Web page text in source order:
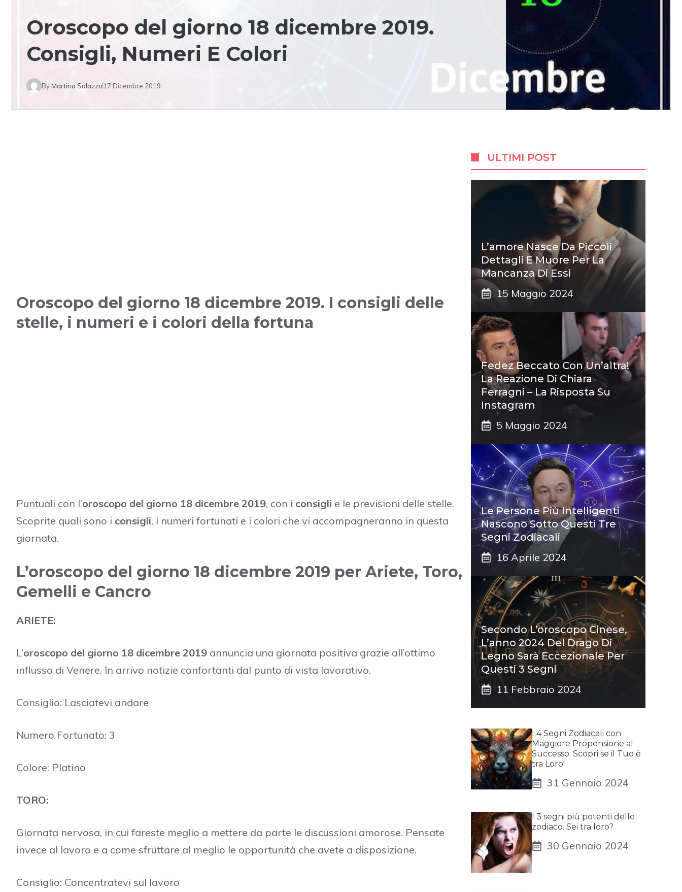
Oroscopo del giorno 18 dicembre 2019.
Consigli, Numeri E Colori
ByMartina Solazzo 17 Dicembre 2019
Oroscopo del giorno 18 dicembre 2019. I consigli delle
stelle, i numeri e i colori della fortuna
Puntuali con l’oroscopo del giorno 18 dicembre 2019, con i consigli e le previsioni delle stelle.
Scoprite quali sono i consigli, i numeri fortunati e i colori che vi accompagneranno in questa
giornata.
L’oroscopo del giorno 18 dicembre 2019 per Ariete, Toro,
Gemelli e Cancro
ARIETE:
L’oroscopo del giorno 18 dicembre 2019 annuncia una giornata positiva grazie all’ottimo
influsso di Venere. In arrivo notizie confortanti dal punto di vista lavorativo.
Consiglio: Lasciatevi andare
Numero Fortunato: 3
Colore: Platino
TORO:
Giornata nervosa, in cui fareste meglio a mettere da parte le discussioni amorose. Pensate
invece al lavoro e a come sfruttare al meglio le opportunità che avete a disposizione.
Consiglio: Concentratevi sul lavoro
ULTIMI POST
L’amore Nasce Da Piccoli
Dettagli E Muore Per La
Mancanza Di Essi
15 Maggio 2024
Fedez Beccato Con Un’altra!
La Reazione Di Chiara
Ferragni – La Risposta Su
Instagram
5 Maggio 2024
Le Persone Più Intelligenti
Nascono Sotto Questi Tre
Segni Zodiacali
16 Aprile 2024
Secondo L’oroscopo Cinese,
L’anno 2024 Del Drago Di
Legno Sarà Eccezionale Per
Questi 3 Segni
11 Febbraio 2024
I 4 Segni Zodiacali con
Maggiore Propensione al
Successo: Scopri se il Tuo è
tra Loro!
31 Gennaio 2024
I 3 segni più potenti dello
zodiaco. Sei tra loro?
30 Gennaio 2024